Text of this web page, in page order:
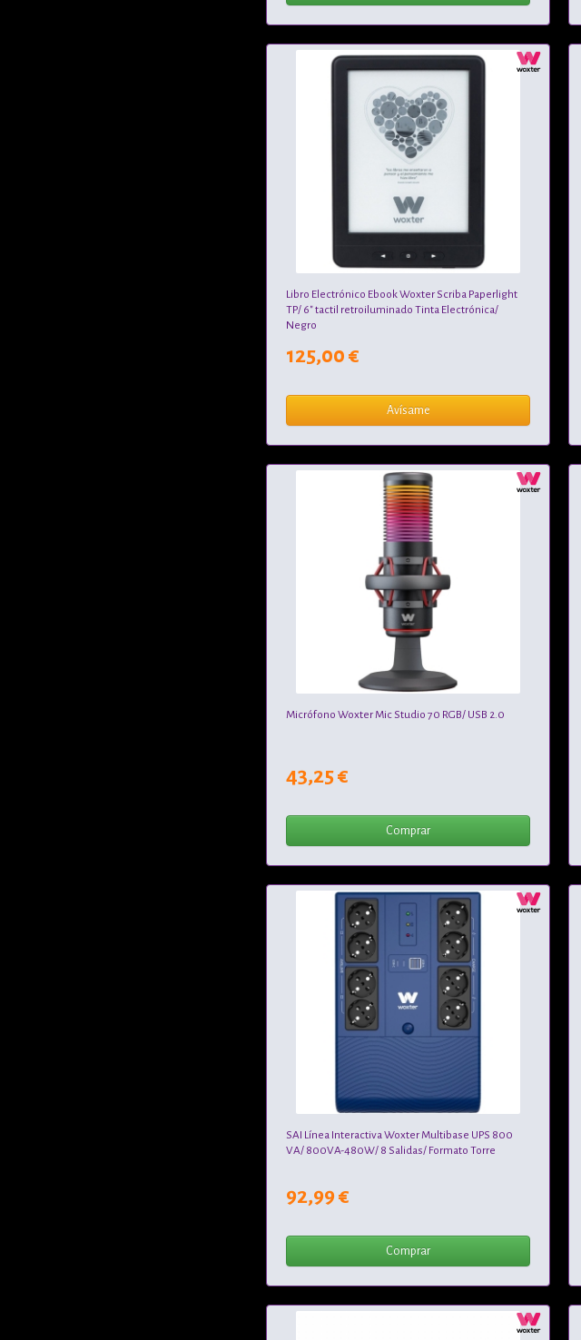
Libro Electrónico Ebook Woxter Scriba Paperlight
TP/ 6" tactil retroiluminado Tinta Electrónica/
Negro
125,00 €
Avísame
Micrófono Woxter Mic Studio 70 RGB/ USB 2.0
43,25 €
Comprar
SAI Línea Interactiva Woxter Multibase UPS 800
VA/ 800VA-480W/ 8 Salidas/ Formato Torre
92,99 €
Comprar